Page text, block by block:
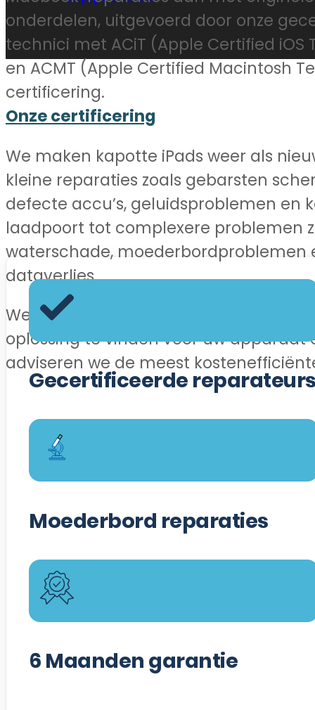
onderdelen, uitgevoerd door onze
technici met ACiT (Apple Certified iOS
en ACMT (Apple Certified Macintosh
certificering.
Onze certificering
We maken kapotte iPads weer als
kleine reparaties zoals gebarsten
defecte accu’s, geluidsproblemen en
laadpoort tot complexere problemen
waterschade, moederbordproblemen
dataverlies.
We streven er altijd naar om een
oplossing te vinden voor uw apparaat
adviseren we de meest
Gecertificeerde
Moederbord reparaties
6 Maanden garantie